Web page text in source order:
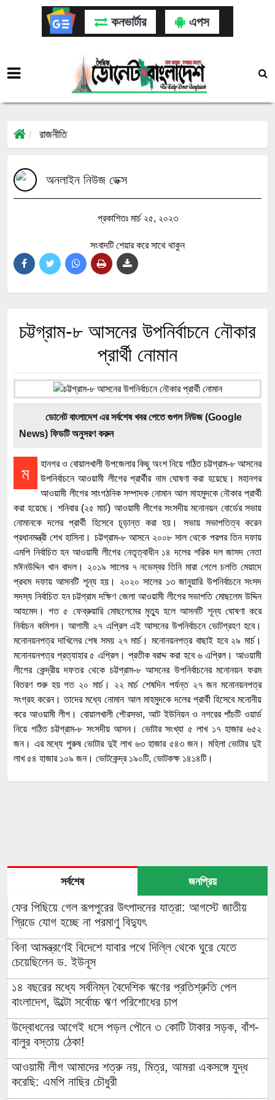
কনভার্টার এপস
রাজনীতি
অনলাইন নিউজ ডেক্স
প্রকাশিতঃ মার্চ ২৫, ২০২৩
সংবাদটি শেয়ার করে সাথে থাকুন
চট্টগ্রাম-৮ আসনের উপনির্বাচনে নৌকার
প্রার্থী নোমান
ডোনেট বাংলাদেশ এর সর্বশেষ খবর পেতে গুগল নিউজ (Google
News) ফিডটি অনুসরণ করুন
ম
হানগর ও বোয়ালখালী উপজেলার কিছু অংশ নিয়ে গঠিত চট্টগ্রাম-৮ আসনের
উপনির্বাচনে আওয়ামী লীগের প্রার্থীর নাম ঘোষণা করা হয়েছে। মহানগর
আওয়ামী লীগের সাংগঠনিক সম্পাদক নোমান আল মাহমুদকে নৌকার প্রার্থী
করা হয়েছে। শনিবার (২৫ মার্চ) আওয়ামী লীগের সংসদীয় মনোনয়ন বোর্ডের সভায়
নোমানকে দলের প্রার্থী হিসেবে চূড়ান্ত করা হয়। সভায় সভাপতিত্ব করেন
প্রধানমন্ত্রী শেখ হাসিনা। চট্টগ্রাম-৮ আসনে ২০০৮ সাল থেকে পরপর তিন দফায়
এমপি নির্বাচিত হন আওয়ামী লীগের নেতৃত্বাধীন ১৪ দলের শরিক দল জাসদ নেতা
মঈনউদ্দিন খান বাদল। ২০১৯ সালের ৭ নভেম্বর তিনি মারা গেলে চলতি মেয়াদে
প্রথম দফায় আসনটি শূন্য হয়। ২০২০ সালের ১৩ জানুয়ারি উপনির্বাচনে সংসদ
সদস্য নির্বাচিত হন চট্টগ্রাম দক্ষিণ জেলা আওয়ামী লীগের সভাপতি মোছলেম উদ্দিন
আহমেদ। গত ৫ ফেব্রুয়ারি মোছলেমের মৃত্যু হলে আসনটি শূন্য ঘোষণা করে
নির্বাচন কমিশন। আগামী ২৭ এপ্রিল এই আসনের উপনির্বাচনে ভোটগ্রহণ হবে।
মনোনয়নপত্র দাখিলের শেষ সময় ২৭ মার্চ। মনোনয়নপত্র বাছাই হবে ২৯ মার্চ।
মনোনয়নপত্র প্রত্যাহার ৫ এপ্রিল। প্রতীক বরাদ্দ করা হবে ৬ এপ্রিল। আওয়ামী
লীগের কেন্দ্রীয় দফতর থেকে চট্টগ্রাম-৮ আসনের উপনির্বাচনের মনোনয়ন ফরম
বিতরণ শুরু হয় গত ২০ মার্চ। ২২ মার্চ শেষদিন পর্যন্ত ২৭ জন মনোনয়নপত্র
সংগ্রহ করেন। তাদের মধ্যে নোমান আল মাহমুদকে দলের প্রার্থী হিসেবে মনোনীয়
করে আওয়ামী লীগ। বোয়ালখালী পৌরসভা, আট ইউনিয়ন ও নগরের পাঁচটি ওয়ার্ড
নিয়ে গঠিত চট্টগ্রাম-৮ সংসদীয় আসন। ভোটার সংখ্যা ৫ লাখ ১৭ হাজার ৬৫২
জন। এর মধ্যে পুরুষ ভোটার দুই লাখ ৬৩ হাজার ৫৪৩ জন। মহিলা ভোটার দুই
লাখ ৫৪ হাজার ১০৯ জন। ভোটকেন্দ্র ১৯০টি, ভোটকক্ষ ১৪১৪টি।
সর্বশেষ জনপ্রিয়
ফের পিছিয়ে গেল রূপপুরের উৎপাদনের যাত্রা: আগস্টে জাতীয়
গ্রিডে যোগ হচ্ছে না পরমাণু বিদ্যুৎ
বিনা আমন্ত্রণেই বিদেশে যাবার পথে দিল্লি থেকে ঘুরে যেতে
চেয়েছিলেন ড. ইউনূস
১৪ বছরের মধ্যে সর্বনিম্ন বৈদেশিক ঋণের প্রতিশ্রুতি পেল
বাংলাদেশ, উল্টো সর্বোচ্চ ঋণ পরিশোধের চাপ
উদ্বোধনের আগেই ধসে পড়ল পৌনে ৩ কোটি টাকার সড়ক, বাঁশ-
বালুর বস্তায় ঠেকা!
আওয়ামী লীগ আমাদের শত্রু নয়, মিত্র, আমরা একসঙ্গে যুদ্ধ
করেছি: এমপি নাছির চৌধুরী